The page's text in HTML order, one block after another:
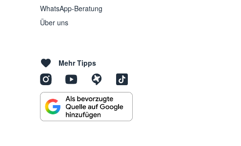
WhatsApp-Beratung
Über uns
Mehr Tipps